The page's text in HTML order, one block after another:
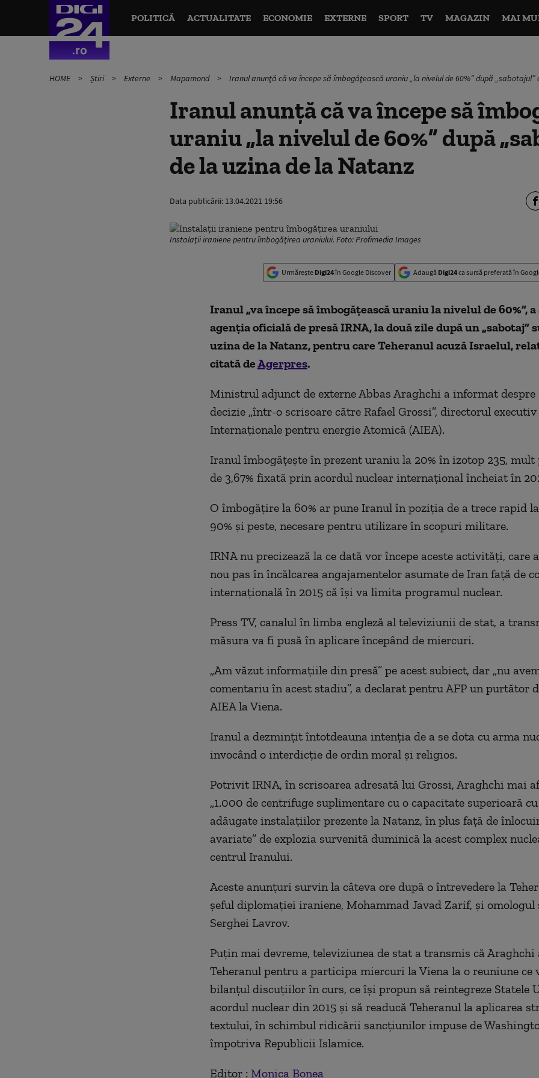
POLITICĂ ACTUALITATE ECONOMIE EXTERNE SPORT TV MAGAZIN MAI
HOME Știri Externe Mapamond Iranul anunţă că va începe să îmbogăţească uraniu „la nivelul de 60%” după
Iranul anunţă că va începe să
uraniu „la nivelul de 60%” după
de la uzina de la Natanz
Data publicării: 13.04.2021 19:56
Instalaţii iraniene pentru îmbogăţirea uraniului. Foto: Profimedia Images
Urmărește Digi24în Google Discover Adaugă Digi24ca sursă preferată în
Iranul „va începe să îmbogăţească uraniu la nivelul de 60%”,
agenţia oficială de presă IRNA, la două zile după un „sabotaj”
uzina de la Natanz, pentru care Teheranul acuză Israelul,
citată deAgerpres.
Ministrul adjunct de externe Abbas Araghchi a informat despre
decizie „într-o scrisoare către Rafael Grossi”, directorul
Internaţionale pentru energie Atomică (AIEA).
Iranul îmbogăţeşte în prezent uraniu la 20% în izotop 235,
de 3,67% fixată prin acordul nuclear internaţional încheiat în
O îmbogăţire la 60% ar pune Iranul în poziţia de a trece rapid
90% şi peste, necesare pentru utilizare în scopuri militare.
IRNA nu precizează la ce dată vor începe aceste activităţi, care
nou pas în încălcarea angajamentelor asumate de Iranfaţă de
internaţională în 2015 că îşi va limita programul nuclear.
Press TV, canalul în limba engleză al televiziunii de stat, a
măsura va fi pusă în aplicare începând de miercuri.
„Am văzut informaţiile din presă”pe acest subiect, dar „nu
comentariu în acest stadiu”, a declarat pentru AFP un purtător
AIEA la Viena.
Iranula dezminţit întotdeauna intenţia de a se dota cu arma
invocând o interdicţie de ordin moral şi religios.
Potrivit IRNA, în scrisoarea adresată lui Grossi, Araghchi mai
„1.000 de centrifuge suplimentare cu o capacitate superioară
adăugate instalaţiilor prezente la Natanz, în plus faţă de
avariate”de explozia survenită duminică la acest complex
centrul Iranului.
Aceste anunţuri survin la câteva ore după o întrevedere la
şeful diplomaţiei iraniene, Mohammad Javad Zarif, şi omologul
Serghei Lavrov.
Puţin mai devreme, televiziunea de stat a transmis că Araghchi
Teheranul pentru a participa miercuri la Viena la o reuniune ce
bilanţul discuţiilor în curs, ce îşi propun să reintegreze Statele
acordul nuclear din 2015 şi să readucă Teheranul la aplicarea
textului, în schimbul ridicării sancţiunilor impuse de
împotriva Republicii Islamice.
Editor : Monica Bonea